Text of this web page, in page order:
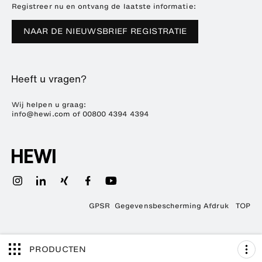
Pers
Beursdata
Duurzaamheid
Registreer nu en ontvang de laatste informatie:
NAAR DE NIEUWSBRIEF REGISTRATIE
Heeft u vragen?
Wij helpen u graag:
info@hewi.com of 00800 4394 4394
TOP
GPSR Gegevensbescherming Afdruk
PRODUCTEN